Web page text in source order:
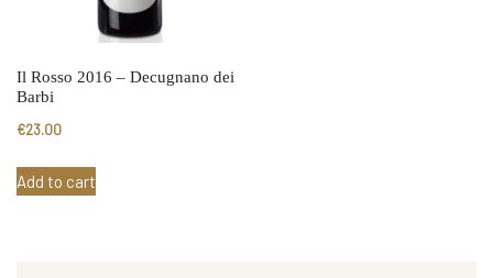
Il Rosso 2016 – Decugnano dei
Barbi
€23.00
Add to cart